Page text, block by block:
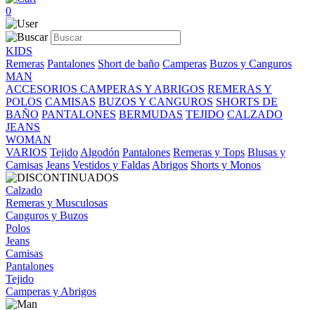
0
KIDS
Remeras Pantalones Short de baño Camperas Buzos y Canguros
MAN
ACCESORIOS CAMPERAS Y ABRIGOS REMERAS Y
POLOS CAMISAS BUZOS Y CANGUROS SHORTS DE
BAÑO PANTALONES BERMUDAS TEJIDO CALZADO
JEANS
WOMAN
VARIOS Tejido Algodón Pantalones Remeras y Tops Blusas y
Camisas Jeans Vestidos y Faldas Abrigos Shorts y Monos
Calzado
Remeras y Musculosas
Canguros y Buzos
Polos
Jeans
Camisas
Pantalones
Tejido
Camperas y Abrigos